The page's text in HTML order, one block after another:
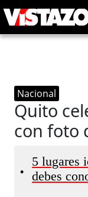
Nacional
Quito
con foto
•
5 lugares
debes